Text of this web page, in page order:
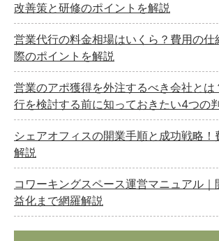
改善策と研修のポイントを解説
営業代行の料金相場はいくら？費用の仕
際のポイントを解説
営業のアポ獲得を外注するべき会社とは
行を検討する前に知っておきたい4つの
シェアオフィスの開業手順と成功戦略！
解説
コワーキングスペース運営マニュアル｜
益化まで網羅解説